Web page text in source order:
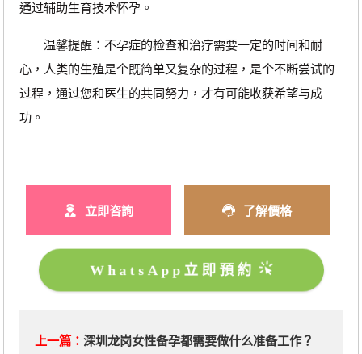
通过辅助生育技术怀孕。
温馨提醒：不孕症的检查和治疗需要一定的时间和耐
心，人类的生殖是个既简单又复杂的过程，是个不断尝试的
过程，通过您和医生的共同努力，才有可能收获希望与成
功。
立即咨詢 了解價格
WhatsApp立即預約
上一篇： 深圳龙岗女性备孕都需要做什么准备工作？